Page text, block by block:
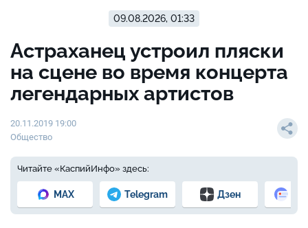
09.08.2026, 01:33
Астраханец устроил пляски
на сцене во время концерта
легендарных артистов
20.11.2019 19:00
Общество
Читайте «КаспийИнфо» здесь:
MAX Telegram Дзен